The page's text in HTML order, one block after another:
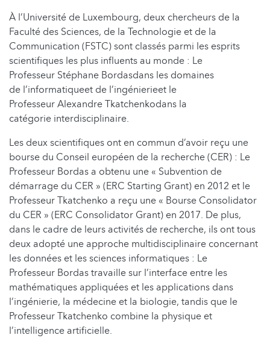
À l’Université de Luxembourg, deux chercheurs de la
Faculté des Sciences, de la Technologie et de la
Communication (FSTC) sont classés parmi les esprits
scientifiques les plus influents au monde : Le
Professeur Stéphane Bordasdans les domaines
de l’informatiqueet de l’ingénierieet le
Professeur Alexandre Tkatchenkodans la
catégorie interdisciplinaire.
Les deux scientifiques ont en commun d’avoir reçu une
bourse du Conseil européen de la recherche (CER) : Le
Professeur Bordas a obtenu une « Subvention de
démarrage du CER » (ERC Starting Grant) en 2012 et le
Professeur Tkatchenko a reçu une « Bourse Consolidator
du CER » (ERC Consolidator Grant) en 2017. De plus,
dans le cadre de leurs activités de recherche, ils ont tous
deux adopté une approche multidisciplinaire concernant
les données et les sciences informatiques : Le
Professeur Bordas travaille sur l’interface entre les
mathématiques appliquées et les applications dans
l’ingénierie, la médecine et la biologie, tandis que le
Professeur Tkatchenko combine la physique et
l’intelligence artificielle.